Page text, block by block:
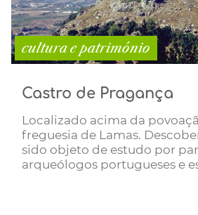
cultura e património
Castro de Pragança
Localizado acima da
freguesia de Lamas.
sido objeto de estudo por
arqueólogos portugueses e